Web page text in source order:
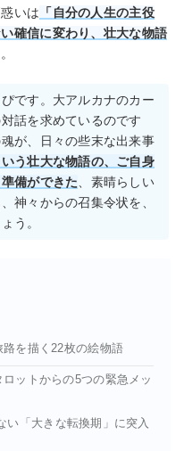
いは 「自分の人生の主役
確信に変わり、壮大な物語
です。大アルカナのカー
話を求めているのです
が、日々の些末な出来事
いう壮大な物語の、ご自身
備ができた 、素晴らしい
神々からの召集令状を、
う。
を描く22枚の絵物語
ットからの5つの緊急メッ
い「大きな転換期」に突入